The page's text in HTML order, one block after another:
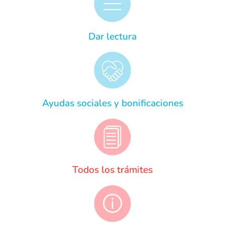
Dar lectura
Ayudas sociales y bonificaciones
Todos los trámites